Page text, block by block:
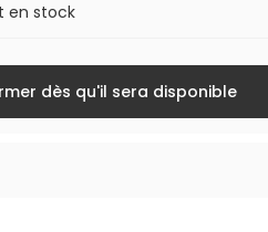
en stock
dès qu'il sera disponible